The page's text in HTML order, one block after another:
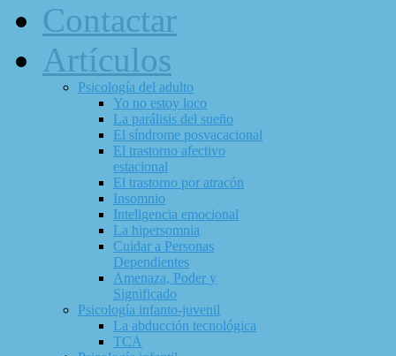
Contactar
Artículos
Psicología del adulto
Yo no estoy loco
La parálisis del sueño
El síndrome posvacacional
El trastorno afectivo
estacional
El trastorno por atracón
Insomnio
Inteligencia emocional
La hipersomnia
Cuidar a Personas
Dependientes
Amenaza, Poder y
Significado
Psicología infanto-juvenil
La abducción tecnológica
TCA